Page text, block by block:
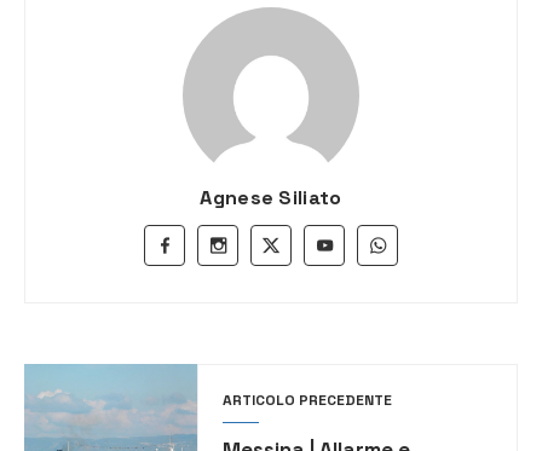
Agnese Siliato
ARTICOLO PRECEDENTE